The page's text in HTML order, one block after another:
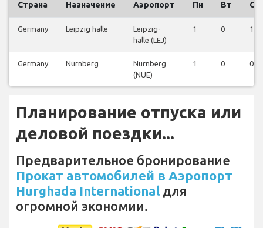
Страна Назначение Аэропорт Пн Вт Ср
Germany Leipzig halle
Leipzig-
halle (LEJ)
1 0 1
Germany Nürnberg
Nürnberg
(NUE)
1 0 0
Планирование отпуска или
деловой поездки...
Предварительное бронирование
Прокат автомобилей в Аэропорт
Hurghada International для
огромной экономии.